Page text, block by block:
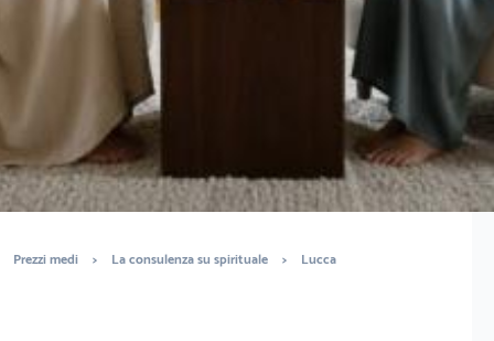
Prezzi medi > La consulenza su spirituale > Lucca